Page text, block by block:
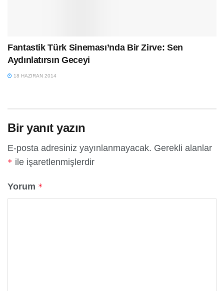
Fantastik Türk Sineması’nda Bir Zirve: Sen
Aydınlatırsın Geceyi
18 HAZIRAN 2014
Bir yanıt yazın
E-posta adresiniz yayınlanmayacak. Gerekli alanlar
* ile işaretlenmişlerdir
Yorum *